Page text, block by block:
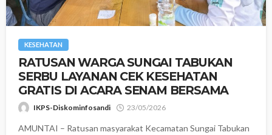
KESEHATAN
‎​RATUSAN WARGA SUNGAI TABUKAN
SERBU LAYANAN CEK KESEHATAN
GRATIS DI ACARA SENAM BERSAMA
IKPS-Diskominfosandi 23/05/2026
AMUNTAI – Ratusan masyarakat Kecamatan Sungai Tabukan